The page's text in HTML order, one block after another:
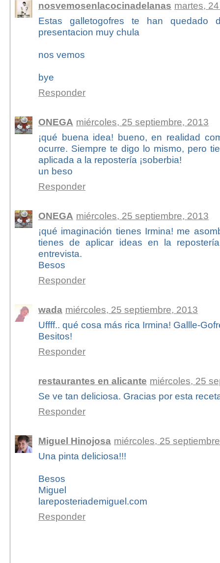
nosvemosenlacocinadelanas martes,
Estas galletogofres te han
presentacion muy chula
nos vemos
bye
Responder
ONEGA miércoles, 25 septiembre, 2013
¡qué buena idea! bueno, en realidad
ocurre. Siempre te digo lo mismo, pero
aplicada a la repostería ¡soberbia!
un beso
Responder
ONEGA miércoles, 25 septiembre, 2013
¡qué imaginación tienes Irmina! me
tienes de aplicar ideas en la
entrevista.
Besos
Responder
wada miércoles, 25 septiembre, 2013
Uffff.. qué cosa más rica Irmina! Gallle-
Besitos!
Responder
restaurantes en alicante miércoles, 25
Se ve tan deliciosa. Gracias por esta
Responder
Miguel Hinojosa miércoles, 25
Una pinta deliciosa!!!
Besos
Miguel
lareposteriademiguel.com
Responder